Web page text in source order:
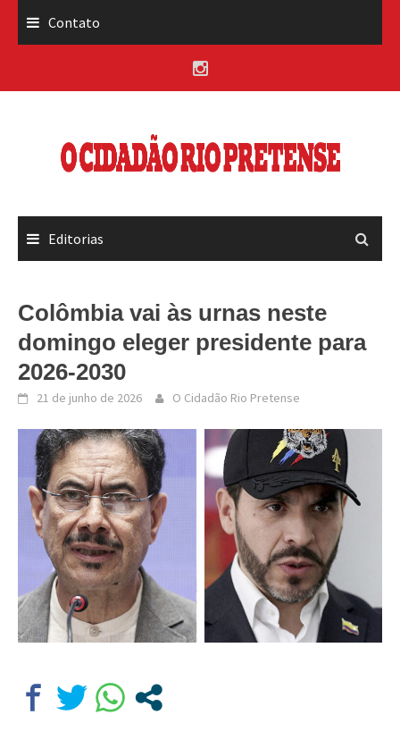
Contato
Editorias
Colômbia vai às urnas neste
domingo eleger presidente para
2026-2030
21 de junho de 2026 O Cidadão Rio Pretense